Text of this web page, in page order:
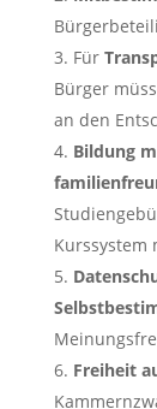
Für
Bürger
an den
Bildung
Kurssystem
Freiheit